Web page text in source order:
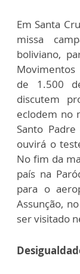
Em Santa
missa
boliviano,
de 1.500
discutem
eclodem no
Santo
ouvirá o
No fim da
país na
para o
Assunção,
ser visitado